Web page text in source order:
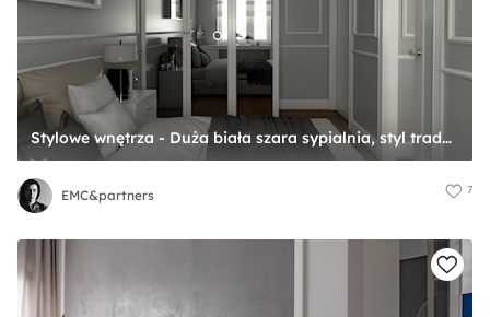
Stylowe wnętrza - Duża biała szara sypialnia, styl tradycyjny - zdjęcie od EMC&partners
EMC&partners 7